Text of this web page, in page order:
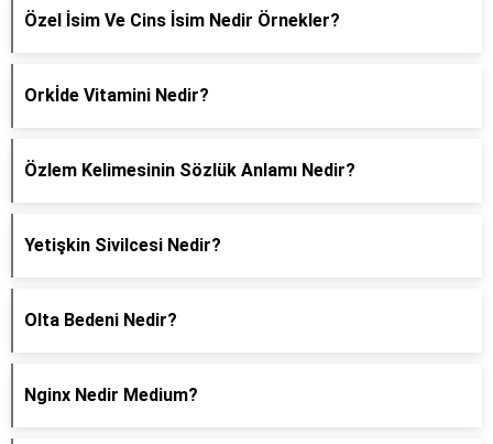
Özel İsim Ve Cins İsim Nedir Örnekler?
Orkİde Vitamini Nedir?
Özlem Kelimesinin Sözlük Anlamı Nedir?
Yetişkin Sivilcesi Nedir?
Olta Bedeni Nedir?
Nginx Nedir Medium?